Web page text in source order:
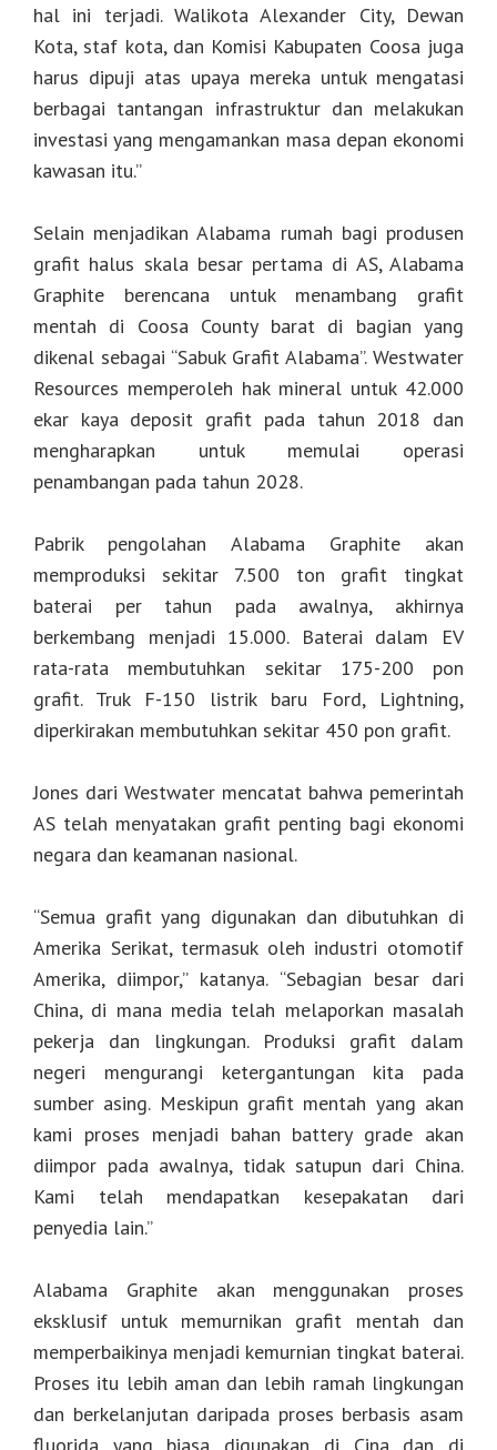
hal ini terjadi. Walikota Alexander City, Dewan
Kota, staf kota, dan Komisi Kabupaten Coosa juga
harus dipuji atas upaya mereka untuk mengatasi
berbagai tantangan infrastruktur dan melakukan
investasi yang mengamankan masa depan ekonomi
kawasan itu.”
Selain menjadikan Alabama rumah bagi produsen
grafit halus skala besar pertama di AS, Alabama
Graphite berencana untuk menambang grafit
mentah di Coosa County barat di bagian yang
dikenal sebagai “Sabuk Grafit Alabama”. Westwater
Resources memperoleh hak mineral untuk 42.000
ekar kaya deposit grafit pada tahun 2018 dan
mengharapkan untuk memulai operasi
penambangan pada tahun 2028.
Pabrik pengolahan Alabama Graphite akan
memproduksi sekitar 7.500 ton grafit tingkat
baterai per tahun pada awalnya, akhirnya
berkembang menjadi 15.000. Baterai dalam EV
rata-rata membutuhkan sekitar 175-200 pon
grafit. Truk F-150 listrik baru Ford, Lightning,
diperkirakan membutuhkan sekitar 450 pon grafit.
Jones dari Westwater mencatat bahwa pemerintah
AS telah menyatakan grafit penting bagi ekonomi
negara dan keamanan nasional.
“Semua grafit yang digunakan dan dibutuhkan di
Amerika Serikat, termasuk oleh industri otomotif
Amerika, diimpor,” katanya. “Sebagian besar dari
China, di mana media telah melaporkan masalah
pekerja dan lingkungan. Produksi grafit dalam
negeri mengurangi ketergantungan kita pada
sumber asing. Meskipun grafit mentah yang akan
kami proses menjadi bahan battery grade akan
diimpor pada awalnya, tidak satupun dari China.
Kami telah mendapatkan kesepakatan dari
penyedia lain.”
Alabama Graphite akan menggunakan proses
eksklusif untuk memurnikan grafit mentah dan
memperbaikinya menjadi kemurnian tingkat baterai.
Proses itu lebih aman dan lebih ramah lingkungan
dan berkelanjutan daripada proses berbasis asam
fluorida yang biasa digunakan di Cina dan di